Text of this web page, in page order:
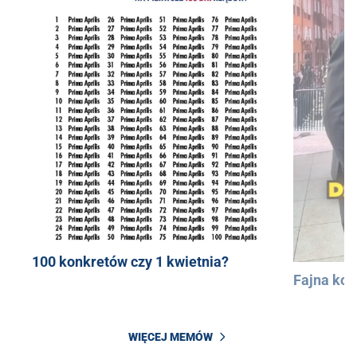
100 konkretów czy 1 kwietnia?
Fajna
WIĘCEJ MEMÓW